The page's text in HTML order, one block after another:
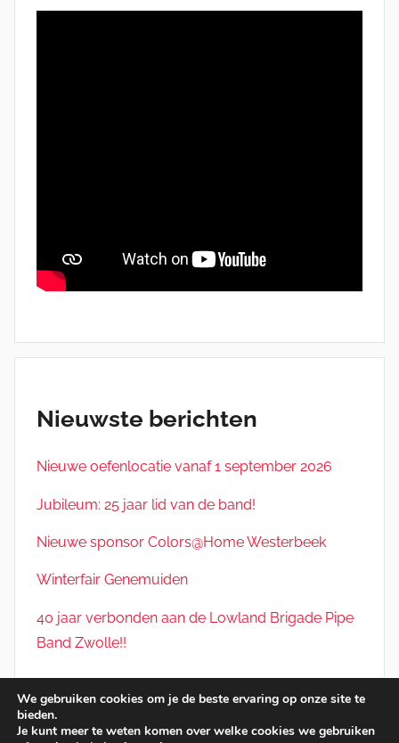
Nieuwste berichten
Nieuwe oefenlocatie vanaf 1 september 2026
Jubileum: 25 jaar lid van de band!
Nieuwe sponsor Colors@Home Westerbeek
Winterfair Genemuiden
40 jaar verbonden aan de Lowland Brigade Pipe
Band Zwolle!!
© 2026 Lowland Brigade Pipe Band Zwolle. Deze site
We gebruiken cookies om je de beste ervaring op onze site te
bieden.
Je kunt meer te weten komen over welke cookies we gebruiken